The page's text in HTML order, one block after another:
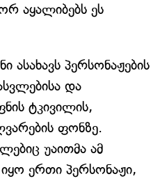
აყალიბებს ეს
ასახავს პერსონაჟების
და
ტკივილის,
ფონზე.
უაითმა ამ
იყო ერთი პერსონაჟი,